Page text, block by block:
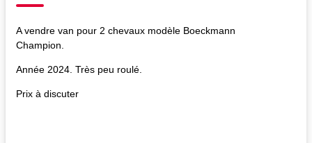
A vendre van pour 2 chevaux modèle Boeckmann
Champion.
Année 2024. Très peu roulé.
Prix à discuter